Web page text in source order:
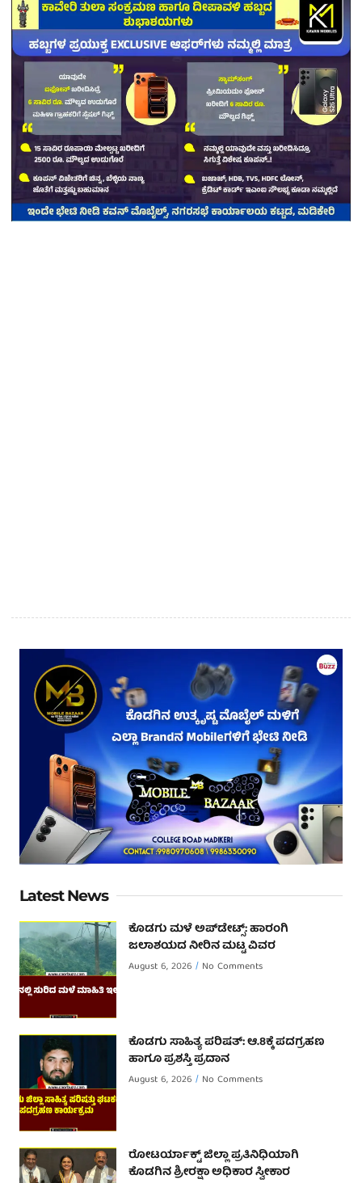
Latest News
ಕೊಡಗು ಮಳೆ ಅಪ್‌ಡೇಟ್ಸ್: ಹಾರಂಗಿ
ಜಲಾಶಯದ ನೀರಿನ ಮಟ್ಟ ವಿವರ
August 6, 2026 No Comments
ಕೊಡಗು ಸಾಹಿತ್ಯ ಪರಿಷತ್: ಆ.8ಕ್ಕೆ ಪದಗ್ರಹಣ
ಹಾಗೂ ಪ್ರಶಸ್ತಿ ಪ್ರದಾನ
August 6, 2026 No Comments
ರೋಟರ್ಯಾಕ್ಟ್ ಜಿಲ್ಲಾ ಪ್ರತಿನಿಧಿಯಾಗಿ
ಕೊಡಗಿನ ಶ್ರೀರಕ್ಷಾ ಅಧಿಕಾರ ಸ್ವೀಕಾರ